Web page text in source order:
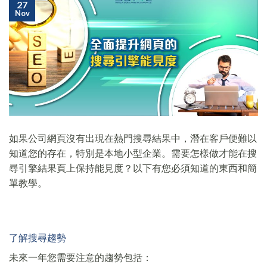
27
Nov
如果公司網頁沒有出現在熱門搜尋結果中，潛在客戶便難以
知道您的存在，特別是本地小型企業。需要怎樣做才能在搜
尋引擎結果頁上保持能見度？以下有您必須知道的東西和簡
單教學。
了解搜尋趨勢
未來一年您需要注意的趨勢包括：